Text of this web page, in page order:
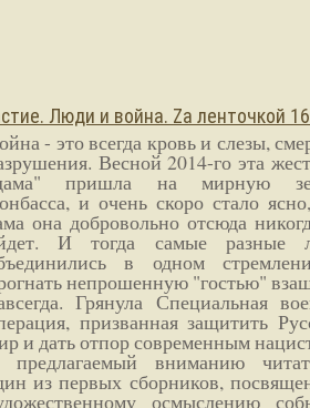
Люди и война. Zа ленточкой
- это всегда кровь и слезы,
Весной 2014-го эта
пришла на мирную
и очень скоро стало
она добровольно отсюда
И тогда самые разные
в одном
непрошенную "гостью"
Грянула Специальная
призванная защитить
и дать отпор современным
вниманию
из первых сборников,
осмыслению